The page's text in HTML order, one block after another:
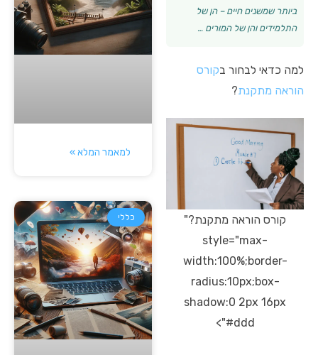
ביותר שמשנים חיים – הן של
התלמידים והן של המורים …
למה כדאי לבחור בקורס
הוראה מתקנת?
קורס הוראה מתקנת?"
style="max-
width:100%;border-
radius:10px;box-
shadow:0 2px 16px
#ddd">
למאמר המלא »
כללי